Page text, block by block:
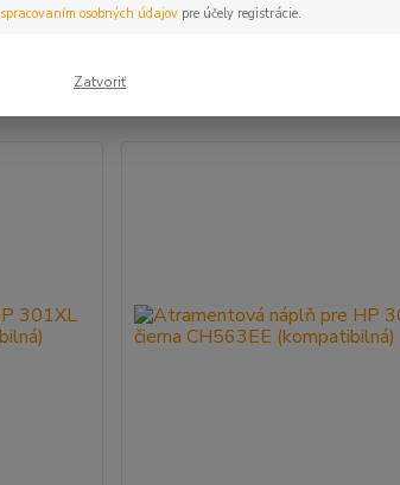
spracovaním osobných údajovpre účely registrácie.
Zatvoriť